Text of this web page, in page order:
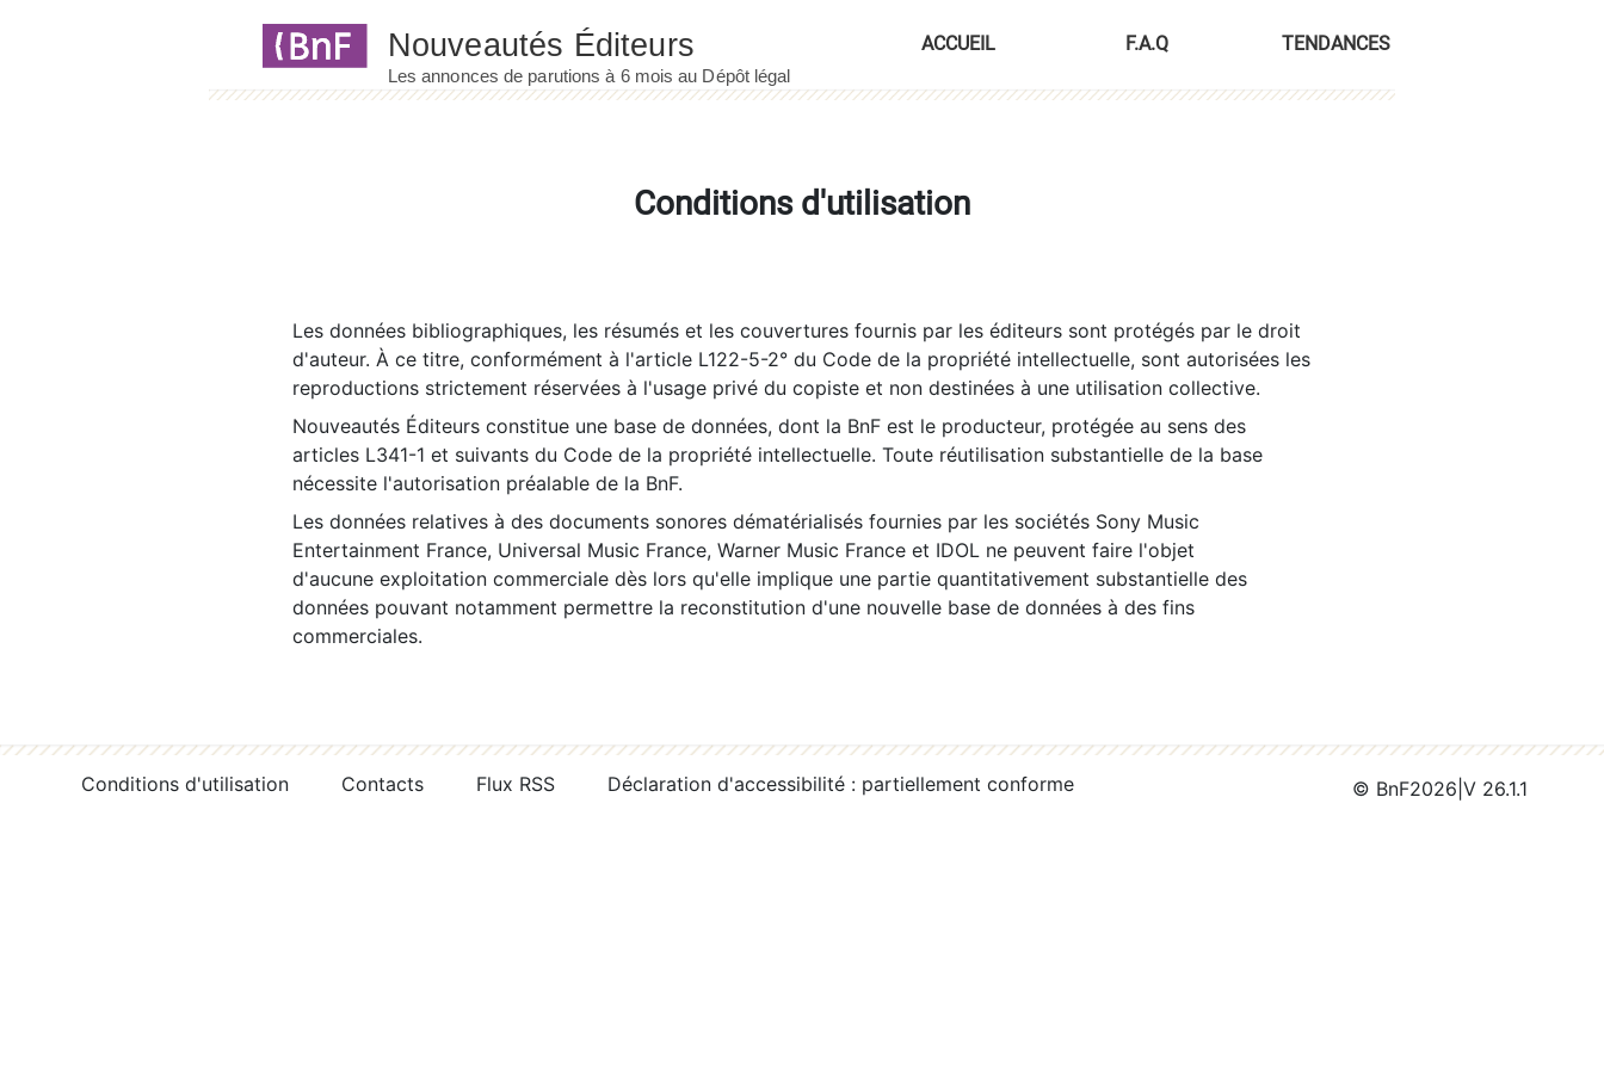
ACCUEIL F.A.Q TENDANCES
Conditions d'utilisation
Les données bibliographiques, les résumés et les couvertures fournis par les éditeurs sont protégés par le droit
d'auteur. À ce titre, conformément à l'article L122-5-2° du Code de la propriété intellectuelle, sont autorisées les
reproductions strictement réservées à l'usage privé du copiste et non destinées à une utilisation collective.
Nouveautés Éditeurs constitue une base de données, dont la BnF est le producteur, protégée au sens des
articles L341-1 et suivants du Code de la propriété intellectuelle. Toute réutilisation substantielle de la base
nécessite l'autorisation préalable de la BnF.
Les données relatives à des documents sonores dématérialisés fournies par les sociétés Sony Music
Entertainment France, Universal Music France, Warner Music France et IDOL ne peuvent faire l'objet
d'aucune exploitation commerciale dès lors qu'elle implique une partie quantitativement substantielle des
données pouvant notamment permettre la reconstitution d'une nouvelle base de données à des fins
commerciales.
Conditions d'utilisation Contacts Flux RSS Déclaration d'accessibilité : partiellement conforme © BnF2026 V 26.1.1